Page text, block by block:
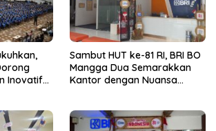
Inovatif
Sambut HUT ke-81 RI, BRI BO
Mangga Dua Semarakkan
Kantor dengan Nuansa